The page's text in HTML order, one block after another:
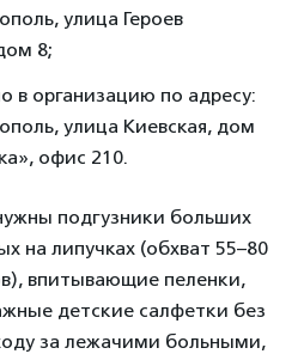
улица Героев
8;
в организацию по адресу:
улица Киевская, дом
офис 210.
подгузники больших
на липучках (обхват 55–80
впитывающие пеленки,
детские салфетки без
за лежачими больными,